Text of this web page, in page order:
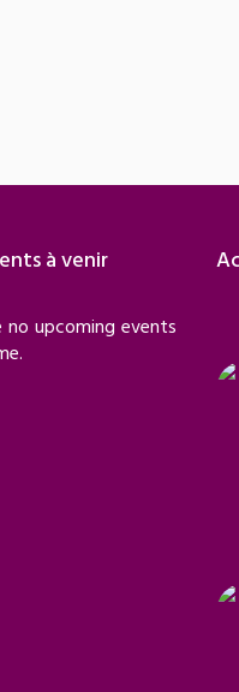
à venir
no upcoming events